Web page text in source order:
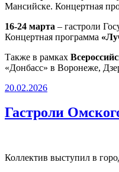
Мансийске. Концертная
16-24 марта – гастроли
Концертная программа
Также в рамках
«Донбасс» в Воронеже,
Опубликовано
20.02.2026
Гастроли
Коллектив выступил в